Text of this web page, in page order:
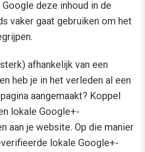
deze inhoud in de
vaker gaat gebruiken om het
afhankelijk van een
heb je in het verleden al een
aangemaakt? Koppel
lokale Google+-
aan je website. Op die manier
lokale Google+-